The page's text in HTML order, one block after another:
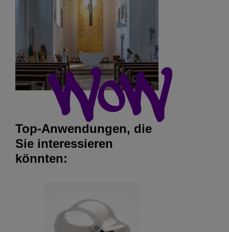
Top-Anwendungen, die
Sie interessieren
könnten: